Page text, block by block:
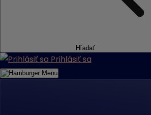
Hľadať
Prihlásiť sa
Menu